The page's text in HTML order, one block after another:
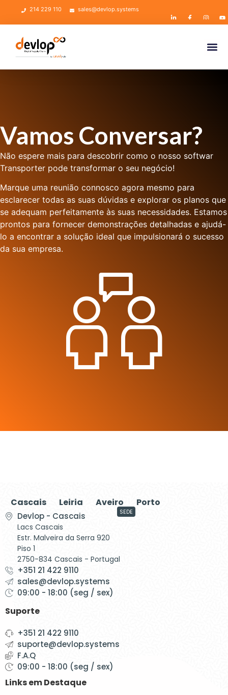
214 229 110 sales@devlop.systems
Vamos Conversar?
Não espere mais para descobrir como o nosso softwar
Transporter pode transformar o seu negócio!
Marque uma reunião connosco agora mesmo para
esclarecer todas as suas dúvidas e explorar os planos que
se adequam perfeitamente às suas necessidades. Estamos
prontos para fornecer demonstrações detalhadas e ajudá-
lo a encontrar a solução ideal que impulsionará o sucesso
da sua empresa.
Cascais Leiria Aveiro Porto
Devlop - Cascais
Lacs Cascais
Estr. Malveira da Serra 920
Piso 1
2750-834 Cascais - Portugal
SEDE
+351 21 422 9110
sales@devlop.systems
09:00 - 18:00 (seg / sex)
Suporte
+351 21 422 9110
suporte@devlop.systems
F.A.Q
09:00 - 18:00 (seg / sex)
Links em Destaque